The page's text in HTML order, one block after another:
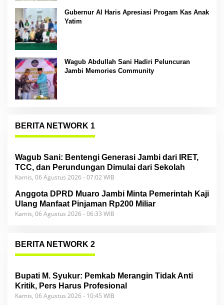
Gubernur Al Haris Apresiasi Progam Kas Anak
Yatim
Wagub Abdullah Sani Hadiri Peluncuran
Jambi Memories Community
BERITA NETWORK 1
Wagub Sani: Bentengi Generasi Jambi dari IRET,
TCC, dan Perundungan Dimulai dari Sekolah
Kamis, 06 Agustus 2026 - 07:02 WIB
Anggota DPRD Muaro Jambi Minta Pemerintah Kaji
Ulang Manfaat Pinjaman Rp200 Miliar
Kamis, 06 Agustus 2026 - 06:33 WIB
BERITA NETWORK 2
Bupati M. Syukur: Pemkab Merangin Tidak Anti
Kritik, Pers Harus Profesional
Kamis, 06 Agustus 2026 - 10:45 WIB